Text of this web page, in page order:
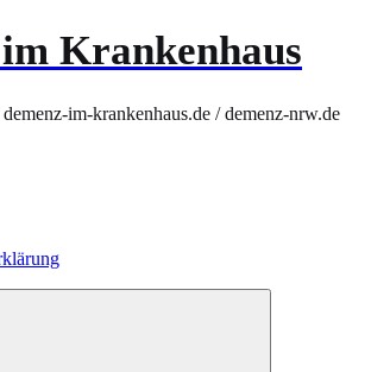
Krankenhaus
im-krankenhaus.de / demenz-nrw.de